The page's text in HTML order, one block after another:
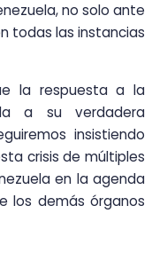
no solo ante
todas las instancias
la respuesta a la
a su verdadera
insistiendo
crisis de múltiples
en la agenda
los demás órganos